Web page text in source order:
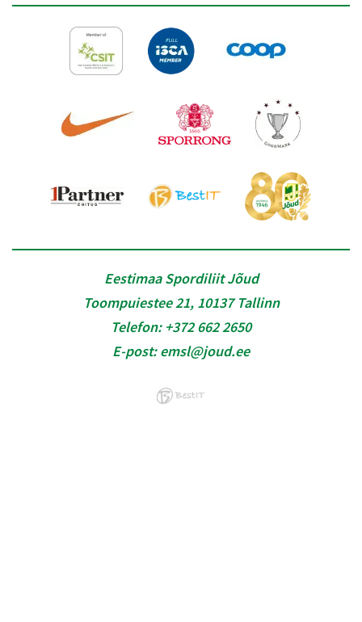
Eestimaa Spordiliit Jõud
Toompuiestee 21, 10137 Tallinn
Telefon: +372 662 2650
E-post:emsl@joud.ee